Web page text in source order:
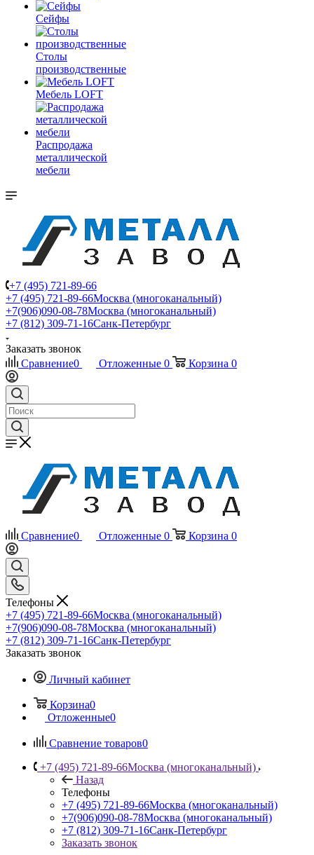
Сейфы
Столы
производственные
Мебель LOFT
Распродажа
металлической
мебели
+7 (495) 721-89-66
+7 (495) 721-89-66Москва (многоканальный)
+7(906)090-08-78Москва (многоканальный)
+7 (812) 309-71-16Санк-Петербург
Заказать звонок
Сравнение0 Отложенные 0 Корзина 0
Сравнение0 Отложенные 0 Корзина 0
Телефоны
+7 (495) 721-89-66Москва (многоканальный)
+7(906)090-08-78Москва (многоканальный)
+7 (812) 309-71-16Санк-Петербург
Заказать звонок
Личный кабинет
Корзина0
Отложенные0
Сравнение товаров0
+7 (495) 721-89-66Москва (многоканальный)
Назад
Телефоны
+7 (495) 721-89-66Москва (многоканальный)
+7(906)090-08-78Москва (многоканальный)
+7 (812) 309-71-16Санк-Петербург
Заказать звонок